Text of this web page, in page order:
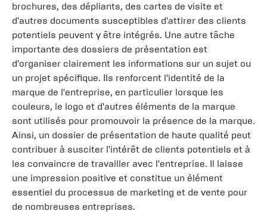
brochures, des dépliants, des cartes de visite et
d'autres documents susceptibles d'attirer des clients
potentiels peuvent y être intégrés. Une autre tâche
importante des dossiers de présentation est
d'organiser clairement les informations sur un sujet ou
un projet spécifique. Ils renforcent l'identité de la
marque de l'entreprise, en particulier lorsque les
couleurs, le logo et d'autres éléments de la marque
sont utilisés pour promouvoir la présence de la marque.
Ainsi, un dossier de présentation de haute qualité peut
contribuer à susciter l'intérêt de clients potentiels et à
les convaincre de travailler avec l'entreprise. Il laisse
une impression positive et constitue un élément
essentiel du processus de marketing et de vente pour
de nombreuses entreprises.